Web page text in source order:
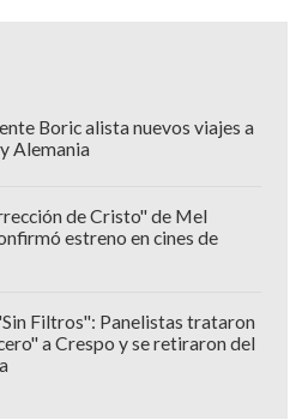
interpretó a "Fabián
estrella de
Soderbergh"Behind
por
Douglas; y en la
Boric alista nuevos viajes a
Alemania
de Cristo" de Mel
estreno en cines de
Filtros": Panelistas trataron
a Crespo y se retiraron del